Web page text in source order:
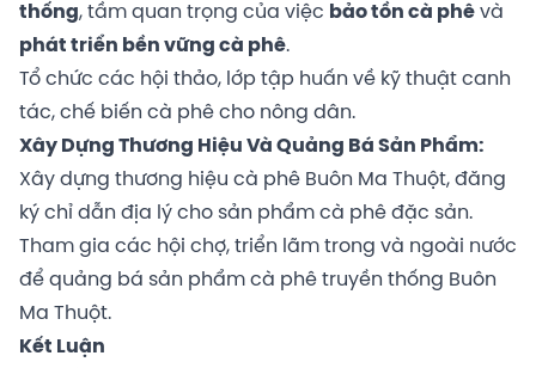
thống, tầm quan trọng của việc bảo tồn cà phê và
phát triển bền vững cà phê.
Tổ chức các hội thảo, lớp tập huấn về kỹ thuật canh
tác, chế biến cà phê cho nông dân.
Xây Dựng Thương Hiệu Và Quảng Bá Sản Phẩm:
Xây dựng thương hiệu cà phê Buôn Ma Thuột, đăng
ký chỉ dẫn địa lý cho sản phẩm cà phê đặc sản.
Tham gia các hội chợ, triển lãm trong và ngoài nước
để quảng bá sản phẩm cà phê truyền thống Buôn
Ma Thuột.
Kết Luận